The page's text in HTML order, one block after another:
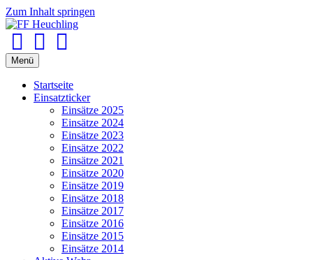
Zum Inhalt springen
Menü
Startseite
Einsatzticker
Einsätze 2025
Einsätze 2024
Einsätze 2023
Einsätze 2022
Einsätze 2021
Einsätze 2020
Einsätze 2019
Einsätze 2018
Einsätze 2017
Einsätze 2016
Einsätze 2015
Einsätze 2014